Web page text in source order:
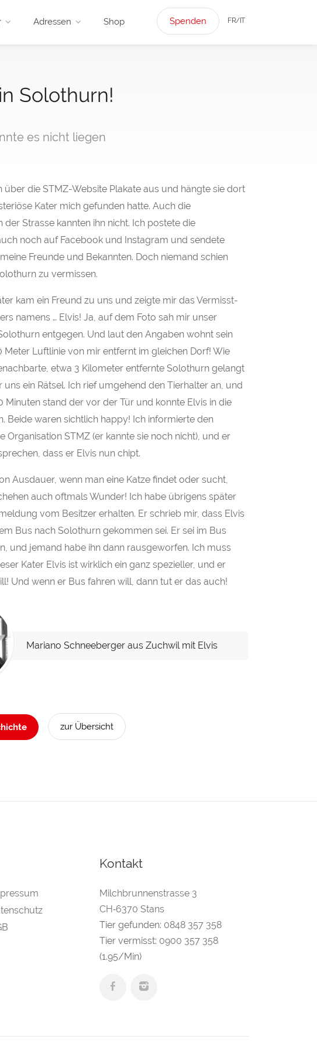
Adressen Shop Spenden FR/IT
Solothurn!
es nicht liegen
über die STMZ-Website Plakate aus und hängte sie dort
Kater mich gefunden hatte. Auch die
der Strasse kannten ihn nicht. Ich postete die
noch auf Facebook und Instagram und sendete
Freunde und Bekannten. Doch niemand schien
zu vermissen.
kam ein Freund zu uns und zeigte mir das Vermisst-
namens … Elvis! Ja, auf dem Foto sah mir unser
entgegen. Und laut den Angaben wohnt sein
Meter Luftlinie von mir entfernt im gleichen Dorf! Wie
etwa 3 Kilometer entfernte Solothurn gelangt
uns ein Rätsel. Ich rief umgehend den Tierhalter an, und
Minuten stand der vor der Tür und konnte Elvis in die
Beide waren sichtlich happy! Ich informierte den
Organisation STMZ (er kannte sie noch nicht), und er
dass er Elvis nun chipt.
Ausdauer, wenn man eine Katze findet oder sucht,
auch oftmals Wunder! Ich habe übrigens später
vom Besitzer erhalten. Er schrieb mir, dass Elvis
Bus nach Solothurn gekommen sei. Er sei im Bus
und jemand habe ihn dann rausgeworfen. Ich muss
Kater Elvis ist wirklich ein ganz spezieller, und er
Und wenn er Bus fahren will, dann tut er das auch!
Mariano Schneeberger aus Zuchwil mit Elvis
zur Übersicht
Kontakt
Milchbrunnenstrasse 3
CH‑6370 Stans
Tier gefunden: 0848 357 358
Tier vermisst: 0900 357 358
(1.95/Min)